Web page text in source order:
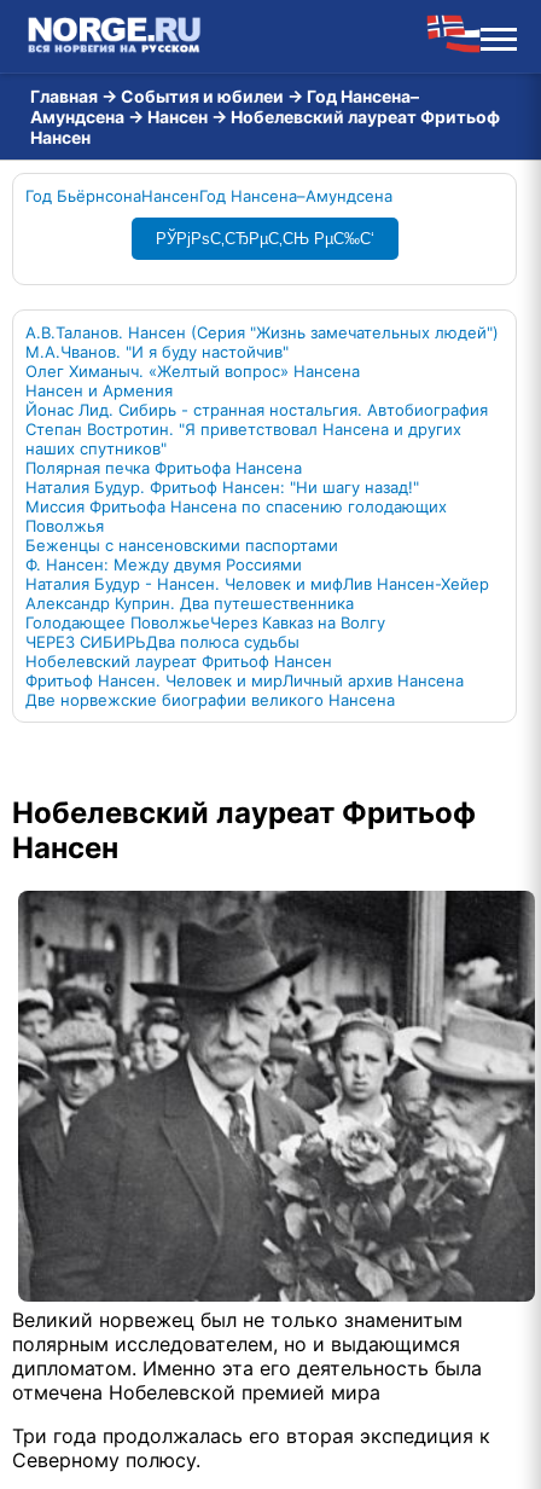
Главная → События и юбилеи → Год Нансена–
Амундсена → Нансен → Нобелевский лауреат Фритьоф
Нансен
Год БьёрнсонаНансенГод Нансена–Амундсена
РЎРјРѕС‚СЂРµС‚СЊ РµС‰С‘
А.В.Таланов. Нансен (Серия "Жизнь замечательных людей")
М.А.Чванов. "И я буду настойчив"
Олег Химаныч. «Желтый вопрос» Нансена
Нансен и Армения
Йонас Лид. Сибирь - странная ностальгия. Автобиография
Степан Востротин. "Я приветствовал Нансена и других
наших спутников"
Полярная печка Фритьофа Нансена
Наталия Будур. Фритьоф Нансен: "Ни шагу назад!"
Миссия Фритьофа Нансена по спасению голодающих
Поволжья
Беженцы с нансеновскими паспортами
Ф. Нансен: Между двумя Россиями
Наталия Будур - Нансен. Человек и мифЛив Нансен-Хейер
Александр Куприн. Два путешественника
Голодающее ПоволжьеЧерез Кавказ на Волгу
ЧЕРЕЗ СИБИРЬДва полюса судьбы
Нобелевский лауреат Фритьоф Нансен
Фритьоф Нансен. Человек и мирЛичный архив Нансена
Две норвежские биографии великого Нансена
Нобелевский лауреат Фритьоф
Нансен
Великий норвежец был не только знаменитым
полярным исследователем, но и выдающимся
дипломатом. Именно эта его деятельность была
отмечена Нобелевской премией мира
Три года продолжалась его вторая экспедиция к
Северному полюсу.